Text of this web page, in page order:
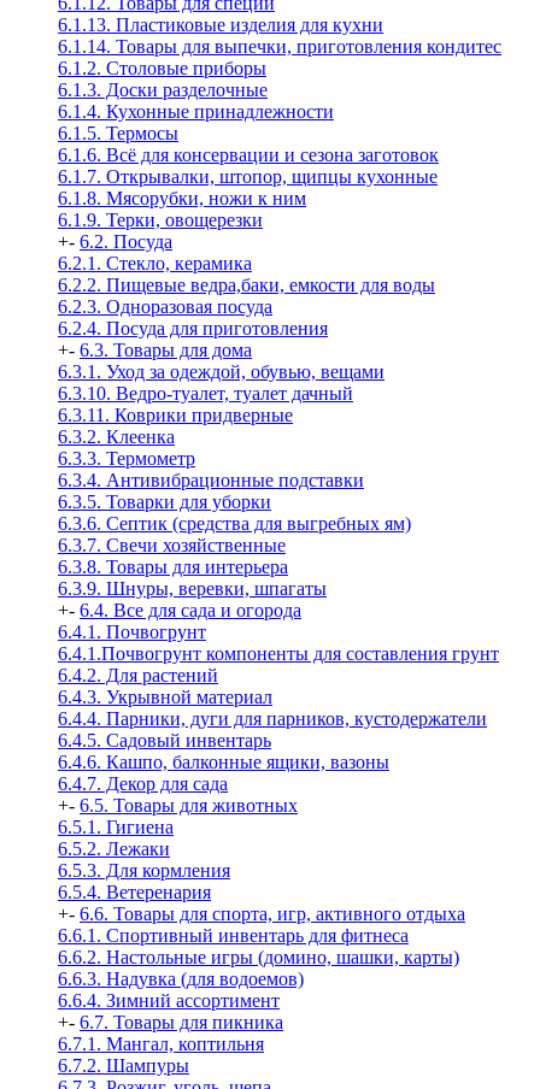
6.1.13. Пластиковые изделия для кухни
6.1.14. Товары для выпечки, приготовления кондитес
6.1.2. Столовые приборы
6.1.3. Доски разделочные
6.1.4. Кухонные принадлежности
6.1.5. Термосы
6.1.6. Всё для консервации и сезона заготовок
6.1.7. Открывалки, штопор, щипцы кухонные
6.1.8. Мясорубки, ножи к ним
6.1.9. Терки, овощерезки
+- 6.2. Посуда
6.2.1. Стекло, керамика
6.2.2. Пищевые ведра,баки, емкости для воды
6.2.3. Одноразовая посуда
6.2.4. Посуда для приготовления
+- 6.3. Товары для дома
6.3.1. Уход за одеждой, обувью, вещами
6.3.10. Ведро-туалет, туалет дачный
6.3.11. Коврики придверные
6.3.2. Клеенка
6.3.3. Термометр
6.3.4. Антивибрационные подставки
6.3.5. Товарки для уборки
6.3.6. Септик (средства для выгребных ям)
6.3.7. Свечи хозяйственные
6.3.8. Товары для интерьера
6.3.9. Шнуры, веревки, шпагаты
+- 6.4. Все для сада и огорода
6.4.1. Почвогрунт
6.4.1.Почвогрунт компоненты для составления грунт
6.4.2. Для растений
6.4.3. Укрывной материал
6.4.4. Парники, дуги для парников, кустодержатели
6.4.5. Садовый инвентарь
6.4.6. Кашпо, балконные ящики, вазоны
6.4.7. Декор для сада
+- 6.5. Товары для животных
6.5.1. Гигиена
6.5.2. Лежаки
6.5.3. Для кормления
6.5.4. Ветеренария
+- 6.6. Товары для спорта, игр, активного отдыха
6.6.1. Спортивный инвентарь для фитнеса
6.6.2. Настольные игры (домино, шашки, карты)
6.6.3. Надувка (для водоемов)
6.6.4. Зимний ассортимент
+- 6.7. Товары для пикника
6.7.1. Мангал, коптильня
6.7.2. Шампуры